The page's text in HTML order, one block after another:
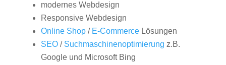
modernes Webdesign
Responsive Webdesign
Online Shop/ E-CommerceLösungen
SEO/ Suchmaschinenoptimierung z.B.
Google und Microsoft Bing